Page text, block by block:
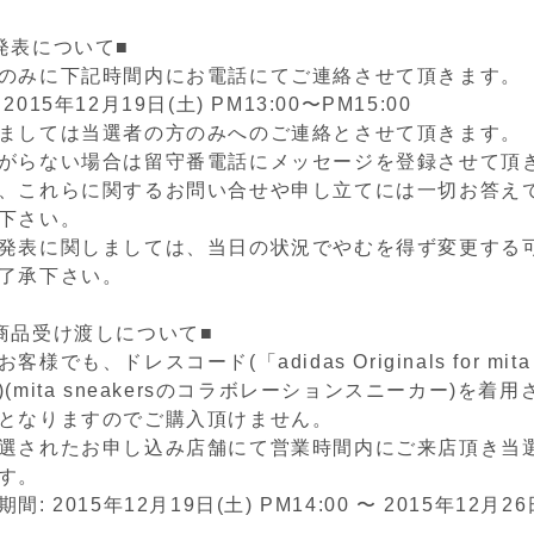
表について■
みに下記時間内にお電話にてご連絡させて頂きます。
年12月19日(土) PM13:00〜PM15:00
しては当選者の方のみへのご連絡とさせて頂きます。
らない場合は留守番電話にメッセージを登録させて頂
これらに関するお問い合せや申し立てには一切お答え
さい。
表に関しましては、当日の状況でやむを得ず変更する
承下さい。
品受け渡しについて■
客様でも、ドレスコード(「adidas Originals for
sneakersのコラボレーションスニーカー)を着用
なりますのでご購入頂けません。
されたお申し込み店舗にて営業時間内にご来店頂き当
。
間: 2015年12月19日(土) PM14:00 〜 2015年12月26